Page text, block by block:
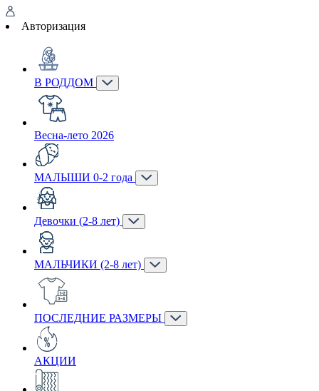
Авторизация
В РОДДОМ
Весна-лето 2026
МАЛЫШИ 0-2 года
Девочки (2-8 лет)
МАЛЬЧИКИ (2-8 лет)
ПОСЛЕДНИЕ РАЗМЕРЫ
АКЦИИ